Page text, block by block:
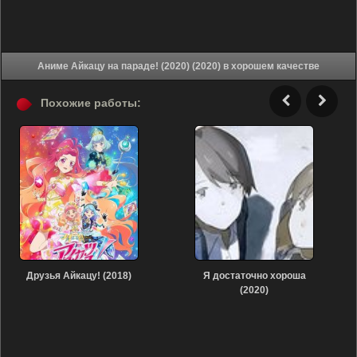
Аниме Айкацу на параде! (2020) (2020) в хорошем качестве
Похожие работы:
Друзья Айкацу! (2018)
Я достаточно хороша
(2020)